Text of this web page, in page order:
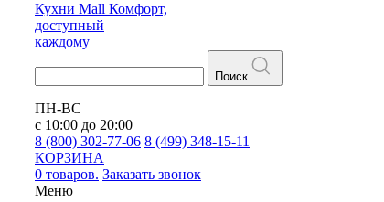
Кухни Mall Комфорт,
доступный
каждому
Поиск
ПН-ВС
с 10:00 до 20:00
8 (800) 302-77-06 8 (499) 348-15-11
КОРЗИНА
0 товаров. Заказать звонок
Меню